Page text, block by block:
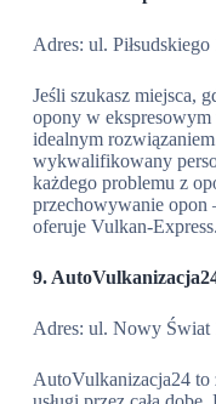
Adres: ul.
Jeśli szukasz miejsca,
opony w
idealnym
wykwalifikowany
każdego problemu z
przechowywanie opon
oferuje Vulkan-Express.
9.
Adres: ul. Nowy Świat
AutoVulkanizacja24 to